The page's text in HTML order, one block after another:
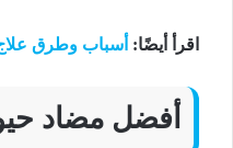
اقرأ أيضًا: أسباب وطرق علاج
أفضل مضاد